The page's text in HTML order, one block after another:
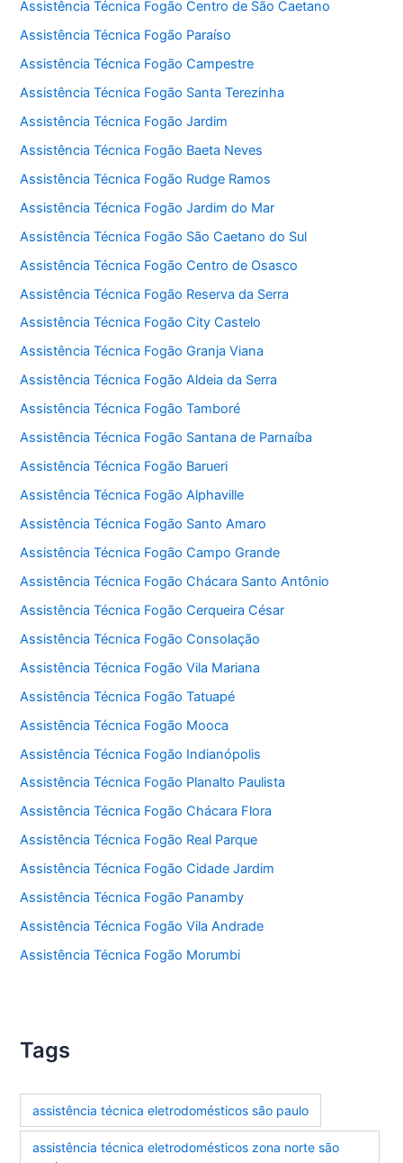
Assistência Técnica Fogão Centro de São Caetano
Assistência Técnica Fogão Paraíso
Assistência Técnica Fogão Campestre
Assistência Técnica Fogão Santa Terezinha
Assistência Técnica Fogão Jardim
Assistência Técnica Fogão Baeta Neves
Assistência Técnica Fogão Rudge Ramos
Assistência Técnica Fogão Jardim do Mar
Assistência Técnica Fogão São Caetano do Sul
Assistência Técnica Fogão Centro de Osasco
Assistência Técnica Fogão Reserva da Serra
Assistência Técnica Fogão City Castelo
Assistência Técnica Fogão Granja Viana
Assistência Técnica Fogão Aldeia da Serra
Assistência Técnica Fogão Tamboré
Assistência Técnica Fogão Santana de Parnaíba
Assistência Técnica Fogão Barueri
Assistência Técnica Fogão Alphaville
Assistência Técnica Fogão Santo Amaro
Assistência Técnica Fogão Campo Grande
Assistência Técnica Fogão Chácara Santo Antônio
Assistência Técnica Fogão Cerqueira César
Assistência Técnica Fogão Consolação
Assistência Técnica Fogão Vila Mariana
Assistência Técnica Fogão Tatuapé
Assistência Técnica Fogão Mooca
Assistência Técnica Fogão Indianópolis
Assistência Técnica Fogão Planalto Paulista
Assistência Técnica Fogão Chácara Flora
Assistência Técnica Fogão Real Parque
Assistência Técnica Fogão Cidade Jardim
Assistência Técnica Fogão Panamby
Assistência Técnica Fogão Vila Andrade
Assistência Técnica Fogão Morumbi
Tags
assistência técnica eletrodomésticos são paulo
assistência técnica eletrodomésticos zona norte são